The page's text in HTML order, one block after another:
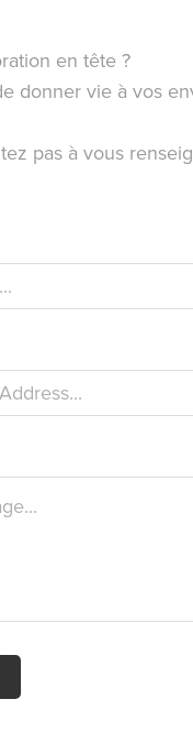
en tête ?
donner vie à vos
pas à vous